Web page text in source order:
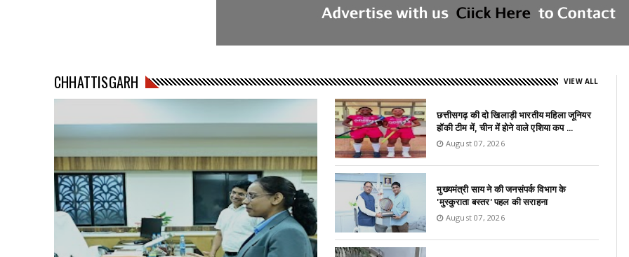
CHHATTISGARH VIEW ALL
छत्तीसगढ़ की दो खिलाड़ी भारतीय महिला जूनियर
हॉकी टीम में, चीन में होने वाले एशिया कप ...
August 07, 2026
मुख्यमंत्री साय ने की जनसंपर्क विभाग के
'मुस्कुराता बस्तर' पहल की सराहना
August 07, 2026